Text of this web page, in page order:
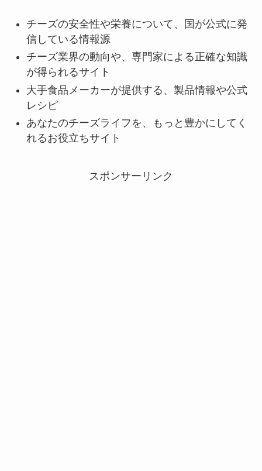
チーズの安全性や栄養について、国が公式に発
信している情報源
チーズ業界の動向や、専門家による正確な知識
が得られるサイト
大手食品メーカーが提供する、製品情報や公式
レシピ
あなたのチーズライフを、もっと豊かにしてく
れるお役立ちサイト
スポンサーリンク